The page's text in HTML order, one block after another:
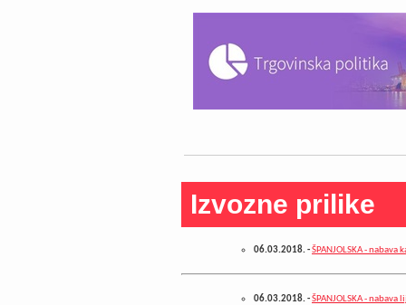
Izvozne prilike
06.03.2018.-ŠPANJOLSKA - nabava
06.03.2018.-ŠPANJOLSKA - nabava